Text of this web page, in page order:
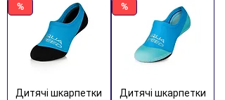
%
Дитячі шкарпетки
%
Дитячі шкарпетки